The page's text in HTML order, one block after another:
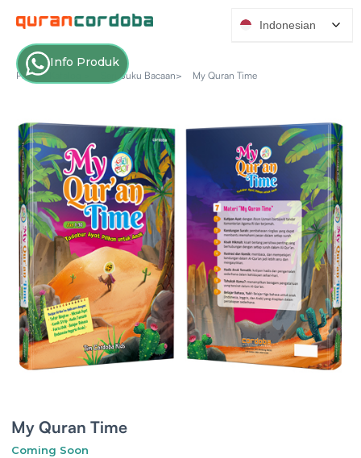
Info Produk
Produk Katalog > Seri Buku Bacaan> My Quran Time
My Quran Time
Coming Soon
Indonesian